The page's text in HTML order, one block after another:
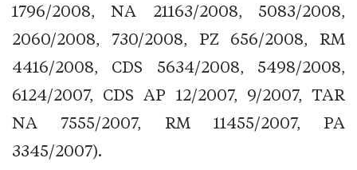
1796/2008, NA 21163/2008, 5083/2008,
2060/2008, 730/2008, PZ 656/2008, RM
4416/2008, CDS 5634/2008, 5498/2008,
6124/2007, CDS AP 12/2007, 9/2007, TAR
NA 7555/2007, RM 11455/2007, PA
3345/2007).